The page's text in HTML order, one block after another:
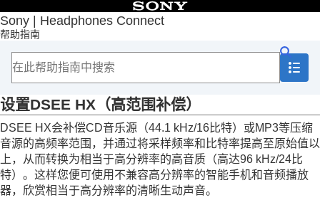
Sony | Headphones Connect
帮助指南
目录
首页
入门
如何使用
关于“Sony | Headphones Connect”仪表盘
[状态]选项卡中显示的功能
[声音]选项卡中显示的功能
使用快速声音设置
调节降噪功能和环境声模式（环境声音控制）
佩戴耳机期间与人交谈（智能免摘）
根据佩戴情况和大气压力优化降噪功能（降噪
优化器）
设置DSEE HX （高范围补偿）
DSEE HX会补偿CD音乐源（44.1 kHz/16比特）或MP3等压缩
音源的高频率范围，并通过将采样频率和比特率提高至原始值以
上，从而转换为相当于高分辨率的高音质（高达96 kHz/24比
特）。这样您便可使用不兼容高分辨率的智能手机和音频播放
器，欣赏相当于高分辨率的清晰生动声音。